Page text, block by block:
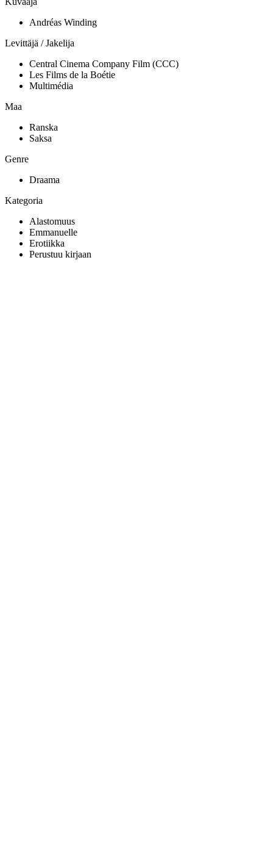
Andréas Winding
Levittäjä / Jakelija
Central Cinema Company Film (CCC)
Les Films de la Boétie
Multimédia
Maa
Ranska
Saksa
Genre
Draama
Kategoria
Alastomuus
Emmanuelle
Erotiikka
Perustuu kirjaan